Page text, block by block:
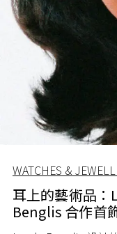
WATCHES &
耳上的藝術品
Benglis 合作首